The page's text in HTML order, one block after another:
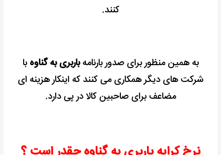
کنند.
به همین منظور برای صدور بارنامهباربری به گناوه با
شرکت های دیگر همکاری می کنندکه اینکار هزینه ای
مضاعف برای صاحبین کالا در پی دارد.